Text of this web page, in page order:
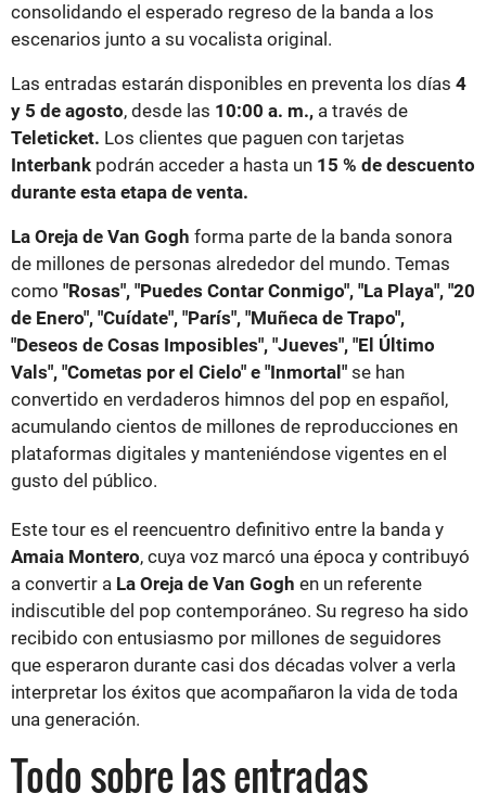
consolidando el esperado regreso de la banda a los
escenarios junto a su vocalista original.
Las entradas estarán disponibles en preventa los días 4
y 5 de agosto, desde las 10:00 a. m., a través de
Teleticket. Los clientes que paguen con tarjetas
Interbank podrán acceder a hasta un 15 % de descuento
durante esta etapa de venta.
La Oreja de Van Gogh forma parte de la banda sonora
de millones de personas alrededor del mundo. Temas
como "Rosas", "Puedes Contar Conmigo", "La Playa", "20
de Enero", "Cuídate", "París", "Muñeca de Trapo",
"Deseos de Cosas Imposibles", "Jueves", "El Último
Vals", "Cometas por el Cielo" e "Inmortal" se han
convertido en verdaderos himnos del pop en español,
acumulando cientos de millones de reproducciones en
plataformas digitales y manteniéndose vigentes en el
gusto del público.
Este tour es el reencuentro definitivo entre la banda y
Amaia Montero, cuya voz marcó una época y contribuyó
a convertir a La Oreja de Van Gogh en un referente
indiscutible del pop contemporáneo. Su regreso ha sido
recibido con entusiasmo por millones de seguidores
que esperaron durante casi dos décadas volver a verla
interpretar los éxitos que acompañaron la vida de toda
una generación.
Todo sobre las entradas